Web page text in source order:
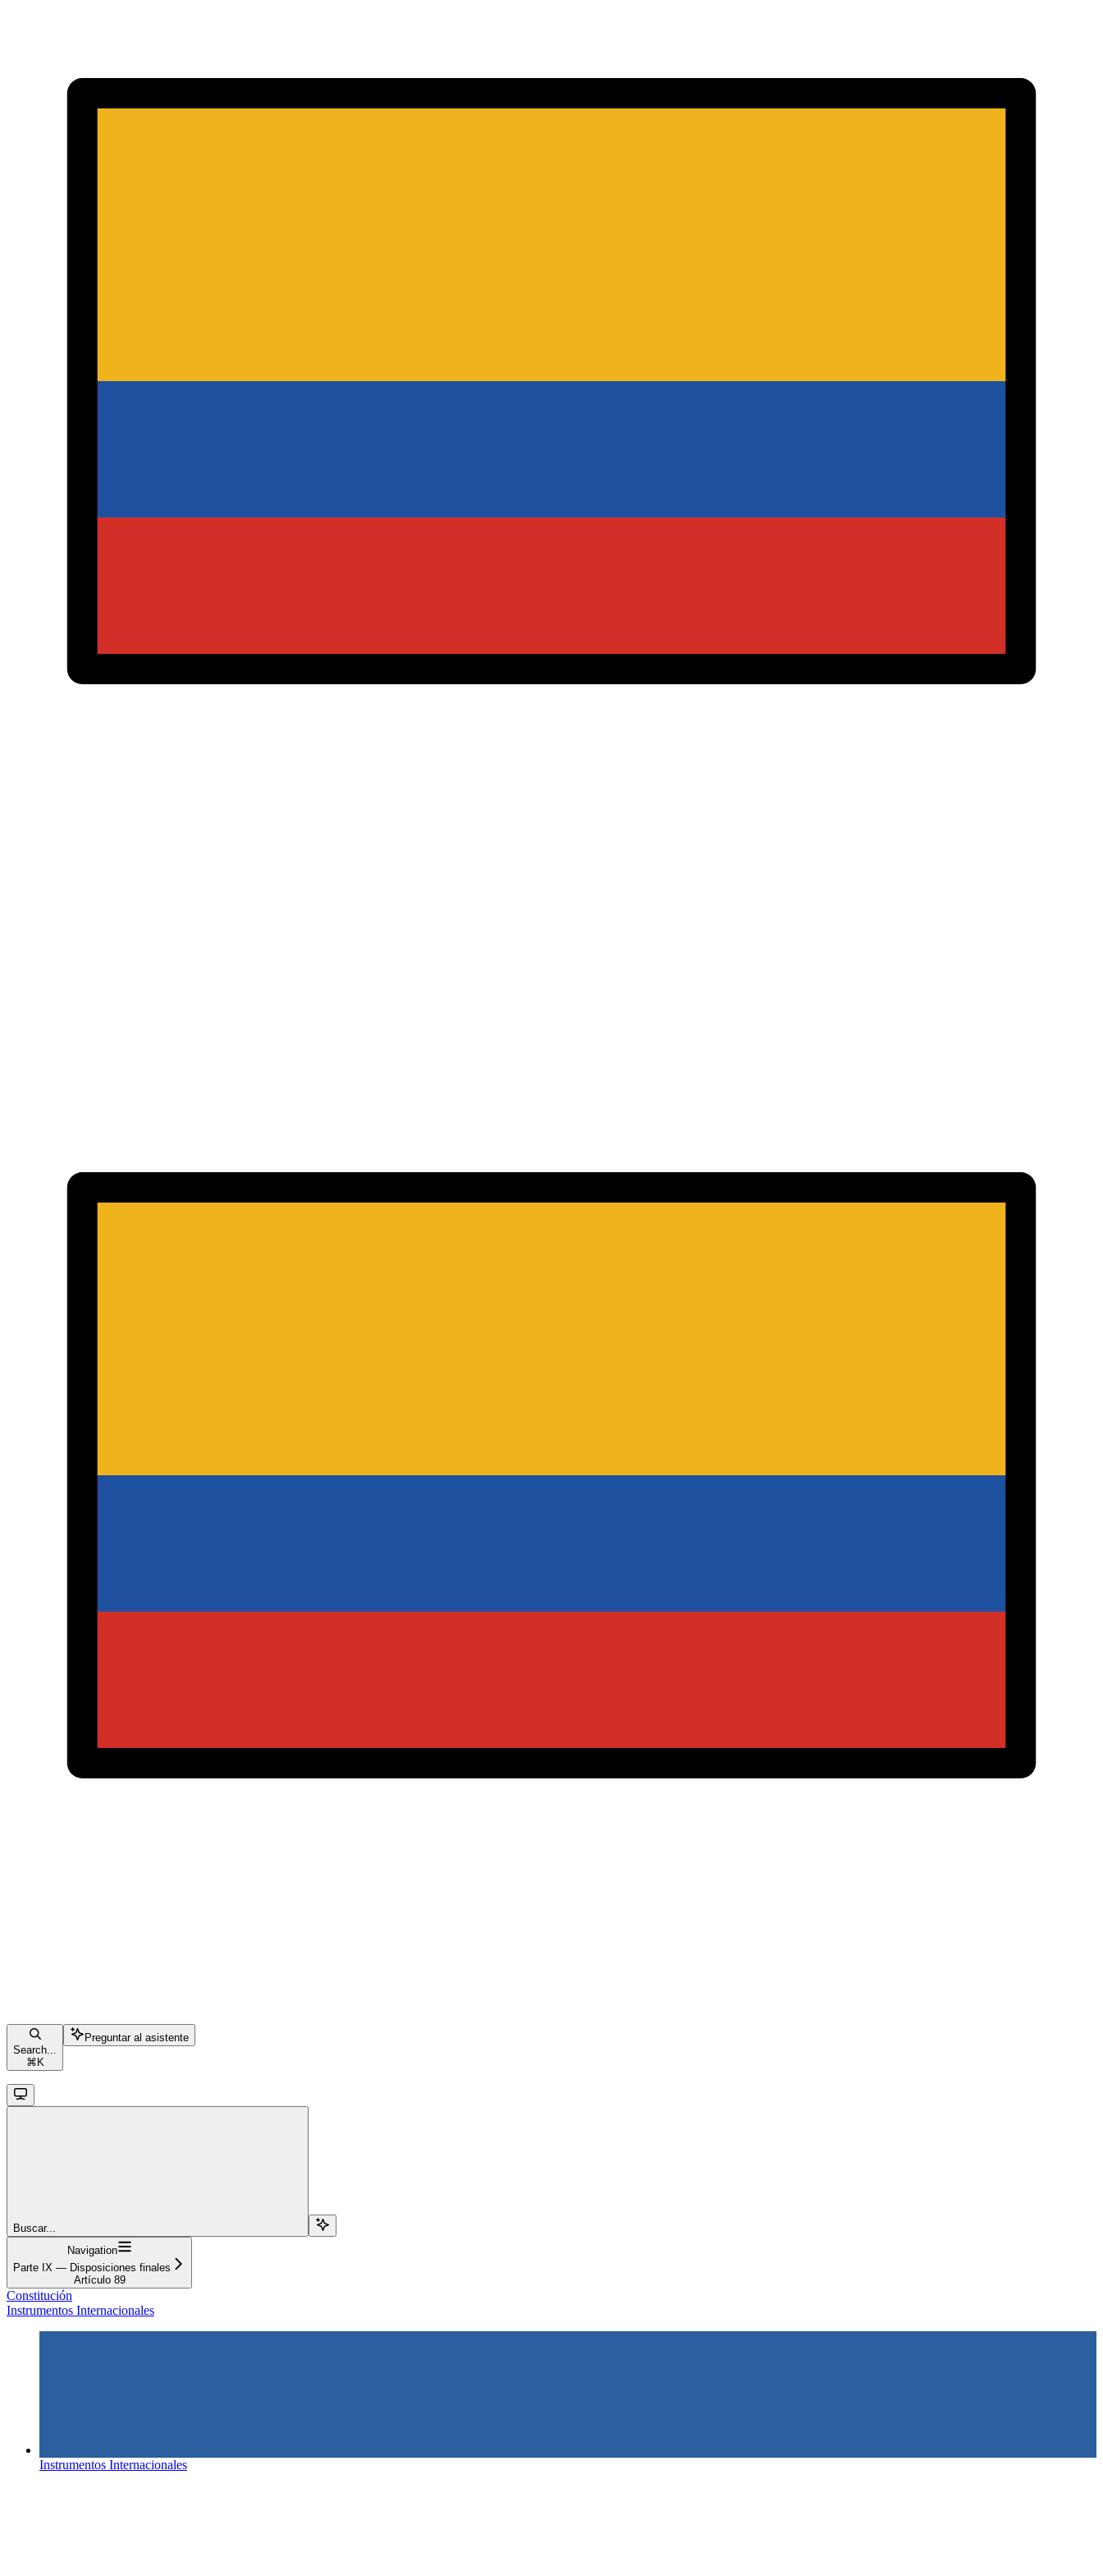
Search...
⌘ K
Preguntar al asistente
Buscar...
Navigation
Parte IX — Disposiciones finales
Artículo 89
Constitución
Instrumentos Internacionales
Instrumentos Internacionales